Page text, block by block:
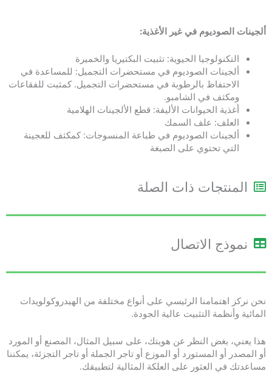
ألجينات الصوديوم في غير الأغذية:
التكنولوجيا الحيوية: تثبيت البكتيريا والخميرة
ألجينات الصوديوم في مستحضرات التجميل: للمساعدة في
الاحتفاظ بالرطوبة في مستحضرات التجميل. كمثبت للفقاعات
ومكثف في الشامبو.
أغذية الحيوانات الأليفة: قطع الألجينات الهلامية
العلف: علف السمك
ألجينات الصوديوم في طباعة المنسوجات: كمكثف للعجينة
التي تحتوي على الصبغة
المنتجات ذات الصلة
نموذج الاتصال
نحن نركز اهتمامنا الرئيسي على أنواع مختلفة من الهيدروكولويدات
المائية وأنظمة التثبيت عالية الجودة.
هذا يعني، بغض النظر عن هويتك، على سبيل المثال، المصنع أو المورد
أو المصدر أو المستورد أو الموزع أو تاجر الجملة أو تاجر التجزئة، يمكننا
مساعدتك في العثور على العلكة المثالية لتطبيقك.